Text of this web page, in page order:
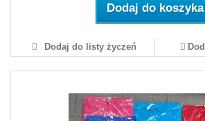
Dodaj do koszyka
Dodaj do listy życzeń